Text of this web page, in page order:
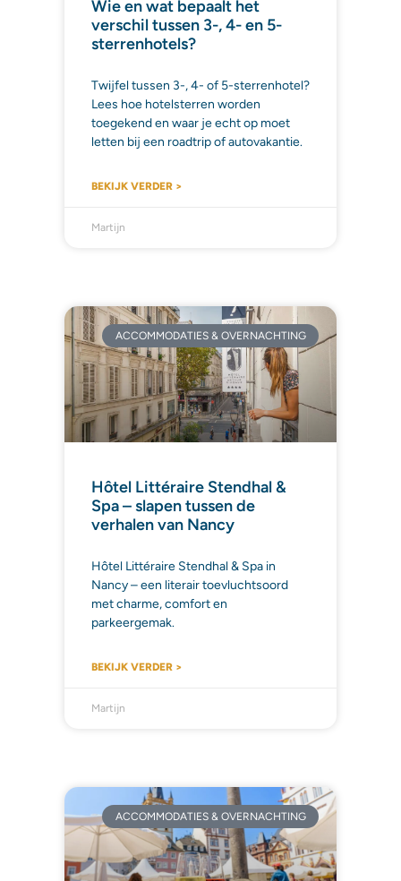
Wie en wat bepaalt het
verschil tussen 3-, 4- en 5-
sterrenhotels?
Twijfel tussen 3-, 4- of 5-sterrenhotel?
Lees hoe hotelsterren worden
toegekend en waar je echt op moet
letten bij een roadtrip of autovakantie.
BEKIJK VERDER >
Martijn
ACCOMMODATIES & OVERNACHTING
Hôtel Littéraire Stendhal &
Spa – slapen tussen de
verhalen van Nancy
Hôtel Littéraire Stendhal & Spa in
Nancy – een literair toevluchtsoord
met charme, comfort en
parkeergemak.
BEKIJK VERDER >
Martijn
ACCOMMODATIES & OVERNACHTING